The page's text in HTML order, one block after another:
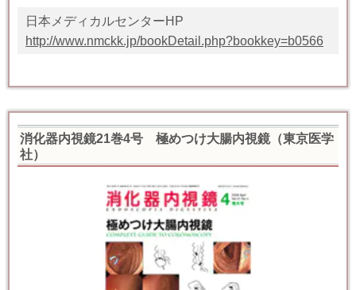
日本メディカルセンターHP
http://www.nmckk.jp/bookDetail.php?bookkey=b0566
消化器内視鏡21巻4号 極めつけ大腸内視鏡（東京医学
社）